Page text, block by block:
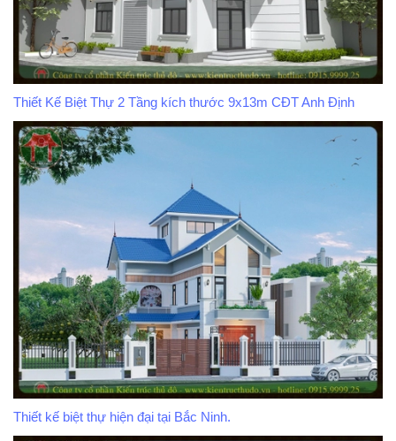
Thiết Kế Biệt Thự 2 Tầng kích thước 9x13m CĐT Anh Định
Thiết kế biệt thự hiện đại tại Bắc Ninh.